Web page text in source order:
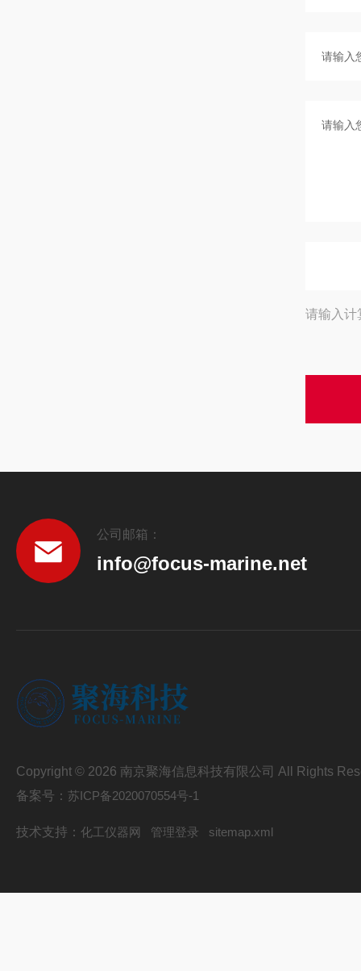
请输入计
公司邮箱：
info@focus-marine.net
Copyright © 2026 南京聚海信息科技有限公司 All Rights
备案号： 苏ICP备2020070554号-1
技术支持： 化工仪器网 管理登录 sitemap.xml